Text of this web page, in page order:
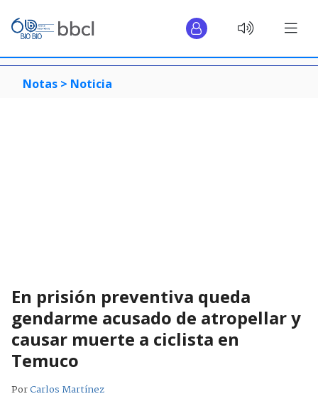
Notas > Noticia
En prisión preventiva queda
gendarme acusado de atropellar y
causar muerte a ciclista en
Temuco
PorCarlos Martínez